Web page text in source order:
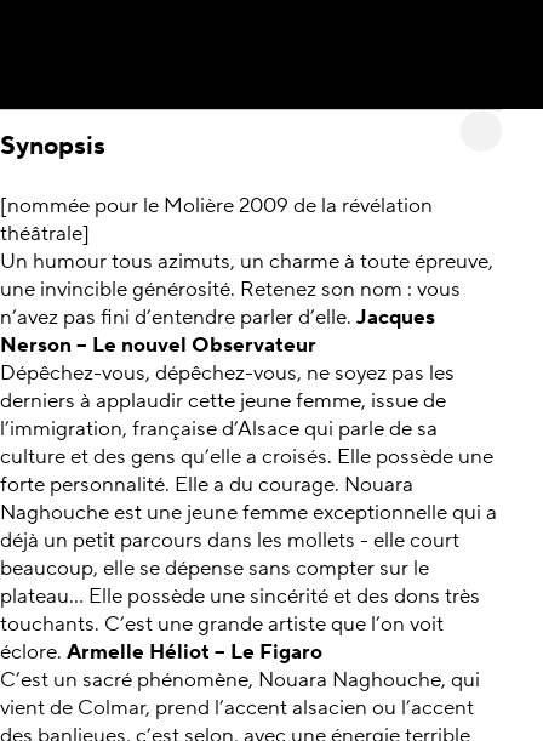
Synopsis
[nommée pour le Molière 2009 de la révélation
théâtrale]
Un humour tous azimuts, un charme à toute épreuve,
une invincible générosité. Retenez son nom : vous
n’avez pas fini d’entendre parler d’elle. Jacques
Nerson – Le nouvel Observateur
Dépêchez-vous, dépêchez-vous, ne soyez pas les
derniers à applaudir cette jeune femme, issue de
l’immigration, française d’Alsace qui parle de sa
culture et des gens qu’elle a croisés. Elle possède une
forte personnalité. Elle a du courage. Nouara
Naghouche est une jeune femme exceptionnelle qui a
déjà un petit parcours dans les mollets - elle court
beaucoup, elle se dépense sans compter sur le
plateau... Elle possède une sincérité et des dons très
touchants. C’est une grande artiste que l’on voit
éclore. Armelle Héliot – Le Figaro
C’est un sacré phénomène, Nouara Naghouche, qui
vient de Colmar, prend l’accent alsacien ou l’accent